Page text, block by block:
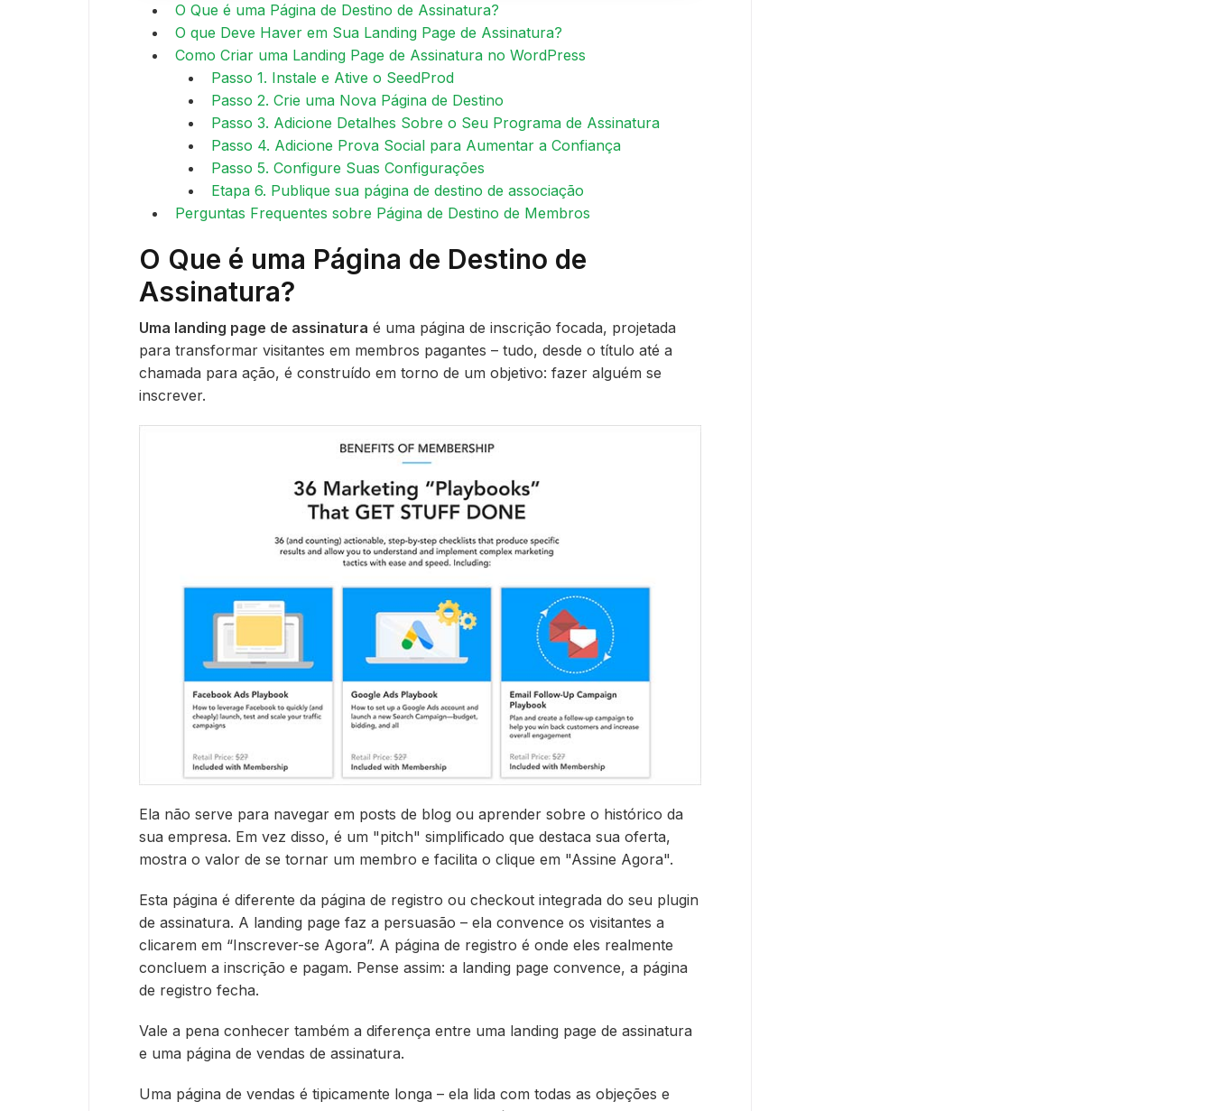
O Que é uma Página de Destino de Assinatura?
O que Deve Haver em Sua Landing Page de Assinatura?
Como Criar uma Landing Page de Assinatura no WordPress
Passo 1. Instale e Ative o SeedProd
Passo 2. Crie uma Nova Página de Destino
Passo 3. Adicione Detalhes Sobre o Seu Programa de Assinatura
Passo 4. Adicione Prova Social para Aumentar a Confiança
Passo 5. Configure Suas Configurações
Etapa 6. Publique sua página de destino de associação
Perguntas Frequentes sobre Página de Destino de Membros
O Que é uma Página de Destino de
Assinatura?
Uma landing page de assinatura é uma página de inscrição focada, projetada
para transformar visitantes em membros pagantes – tudo, desde o título até a
chamada para ação, é construído em torno de um objetivo: fazer alguém se
inscrever.
Ela não serve para navegar em posts de blog ou aprender sobre o histórico da
sua empresa. Em vez disso, é um "pitch" simplificado que destaca sua oferta,
mostra o valor de se tornar um membro e facilita o clique em "Assine Agora".
Esta página é diferente da página de registro ou checkout integrada do seu plugin
de assinatura. A landing page faz a persuasão – ela convence os visitantes a
clicarem em “Inscrever-se Agora”. A página de registro é onde eles realmente
concluem a inscrição e pagam. Pense assim: a landing page convence, a página
de registro fecha.
Vale a pena conhecer também a diferença entre uma landing page de assinatura
e uma página de vendas de assinatura.
Uma página de vendas é tipicamente longa – ela lida com todas as objeções e